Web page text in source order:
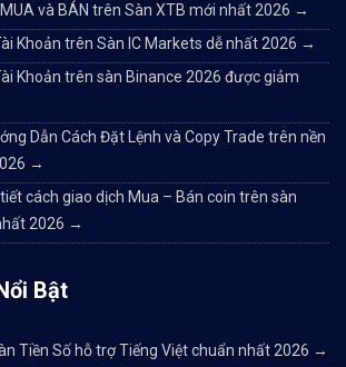
và BÁN trên Sàn XTB mới nhất 2026 →
Khoản trên Sàn IC Markets dễ nhất 2026 →
Khoản trên sàn Binance 2026 được giảm
Dẫn Cách Đặt Lệnh và Copy Trade trên nền
→
cách giao dịch Mua – Bán coin trên sàn
2026 →
Bật
Tiền Số hỗ trợ Tiếng Việt chuẩn nhất 2026 →